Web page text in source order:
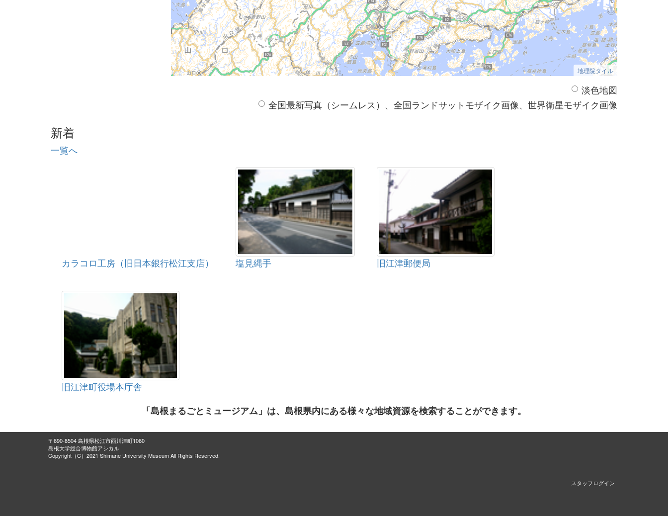
地理院タイル
淡色地図
全国最新写真（シームレス）、全国ランドサットモザイク画像、世界衛星モザイク画像
新着
一覧へ
カラコロ工房（旧日本銀行松江支店） 塩見縄手 旧江津郵便局
旧江津町役場本庁舎
「島根まるごとミュージアム」は、島根県内にある様々な地域資源を検索することができます。
〒690-8504 島根県松江市西川津町1060
島根大学総合博物館アシカル
Copyright（C）2021 Shimane University Museum All Rights Reserved.
スタッフログイン